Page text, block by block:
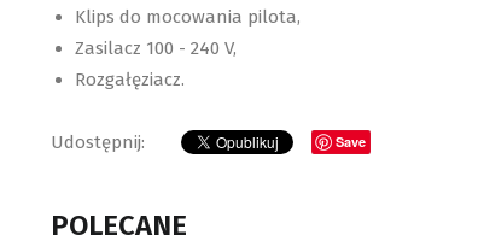
Klips do mocowania pilota,
Zasilacz 100 - 240 V,
Rozgałęziacz.
Save
POLECANE